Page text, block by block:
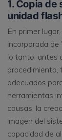
1. Copia
unidad
En primer
incorporada
lo tanto, antes
procedimiento,
adecuados
herramientas
causas, la
imagen del
capacidad de